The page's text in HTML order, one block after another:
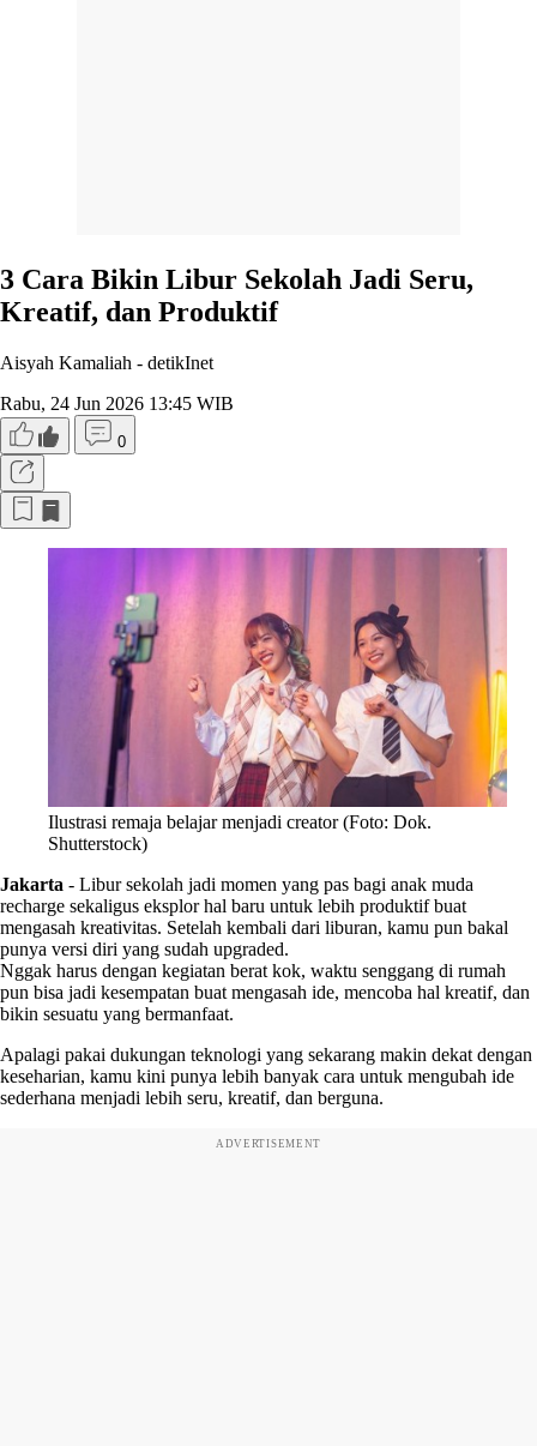
3 Cara Bikin Libur Sekolah Jadi Seru,
Kreatif, dan Produktif
Aisyah Kamaliah - detikInet
Rabu, 24 Jun 2026 13:45 WIB
0
Ilustrasi remaja belajar menjadi creator (Foto: Dok.
Shutterstock)
Jakarta - Libur sekolah jadi momen yang pas bagi anak muda
recharge sekaligus eksplor hal baru untuk lebih produktif buat
mengasah kreativitas. Setelah kembali dari liburan, kamu pun bakal
punya versi diri yang sudah upgraded.
Nggak harus dengan kegiatan berat kok, waktu senggang di rumah
pun bisa jadi kesempatan buat mengasah ide, mencoba hal kreatif, dan
bikin sesuatu yang bermanfaat.
Apalagi pakai dukungan teknologi yang sekarang makin dekat dengan
keseharian, kamu kini punya lebih banyak cara untuk mengubah ide
sederhana menjadi lebih seru, kreatif, dan berguna.
ADVERTISEMENT